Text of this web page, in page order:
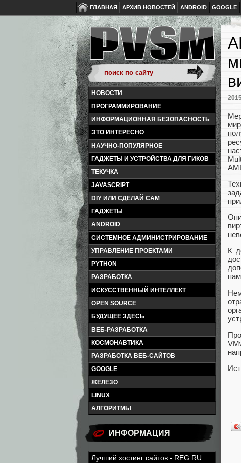
ГЛАВНАЯ АРХИВ НОВОСТЕЙ ANDROID GOOGLE
НОВОСТИ
ПРОГРАММИРОВАНИЕ
ИНФОРМАЦИОННАЯ БЕЗОПАСНОСТЬ
ЭТО ИНТЕРЕСНО
НАУЧНО-ПОПУЛЯРНОЕ
ГАДЖЕТЫ И УСТРОЙСТВА ДЛЯ ГИКОВ
ТЕКУЧКА
JAVASCRIPT
DIY ИЛИ СДЕЛАЙ САМ
ГАДЖЕТЫ
ANDROID
СИСТЕМНОЕ АДМИНИСТРИРОВАНИЕ
УПРАВЛЕНИЕ ПРОЕКТАМИ
PYTHON
РАЗРАБОТКА
ИСКУССТВЕННЫЙ ИНТЕЛЛЕКТ
OPEN SOURCE
БУДУЩЕЕ ЗДЕСЬ
ВЕБ-РАЗРАБОТКА
КОСМОНАВТИКА
РАЗРАБОТКА ВЕБ-САЙТОВ
GOOGLE
ЖЕЛЕЗО
LINUX
АЛГОРИТМЫ
ИНФОРМАЦИЯ
Лучший хостинг сайтов - REG.RU
К